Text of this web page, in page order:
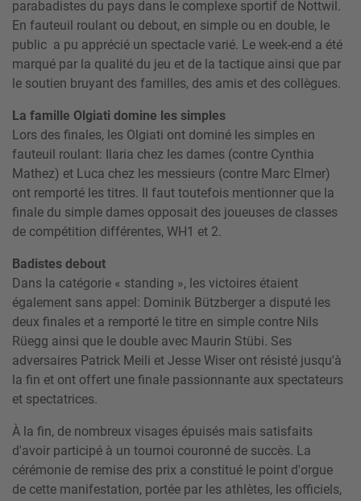
parabadistes du pays dans le complexe sportif de Nottwil.
En fauteuil roulant ou debout, en simple ou en double, le
public a pu apprécié un spectacle varié. Le week-end a été
marqué par la qualité du jeu et de la tactique ainsi que par
le soutien bruyant des familles, des amis et des collègues.
La famille Olgiati domine les simples
Lors des finales, les Olgiati ont dominé les simples en
fauteuil roulant: Ilaria chez les dames (contre Cynthia
Mathez) et Luca chez les messieurs (contre Marc Elmer)
ont remporté les titres. Il faut toutefois mentionner que la
finale du simple dames opposait des joueuses de classes
de compétition différentes, WH1 et 2.
Badistes debout
Dans la catégorie « standing », les victoires étaient
également sans appel: Dominik Bützberger a disputé les
deux finales et a remporté le titre en simple contre Nils
Rüegg ainsi que le double avec Maurin Stübi. Ses
adversaires Patrick Meili et Jesse Wiser ont résisté jusqu'à
la fin et ont offert une finale passionnante aux spectateurs
et spectatrices.
À la fin, de nombreux visages épuisés mais satisfaits
d'avoir participé à un tournoi couronné de succès. La
cérémonie de remise des prix a constitué le point d'orgue
de cette manifestation, portée par les athlètes, les officiels,